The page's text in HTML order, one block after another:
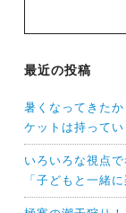
最近の投稿
暑くなってきた
ケットは持って
いろいろな視点
「子どもと一緒